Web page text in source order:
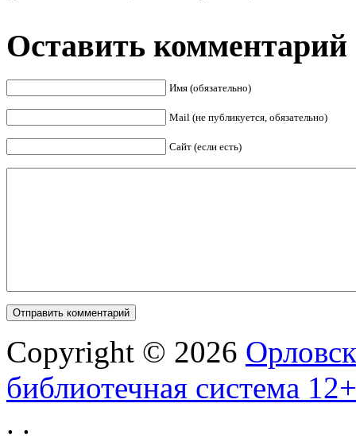
Оставить комментарий
Имя (обязательно)
Mail (не публикуется, обязательно)
Сайт (если есть)
Copyright © 2026
библиотечная система 12+
. .